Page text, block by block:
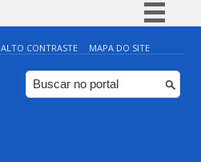
Simplifique!
Comunica BR
Participe
ALTO CONTRASTE MAPA DO SITE